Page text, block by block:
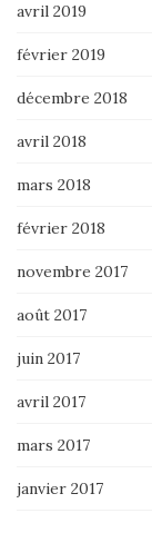
avril 2019
février 2019
décembre 2018
avril 2018
mars 2018
février 2018
novembre 2017
août 2017
juin 2017
avril 2017
mars 2017
janvier 2017